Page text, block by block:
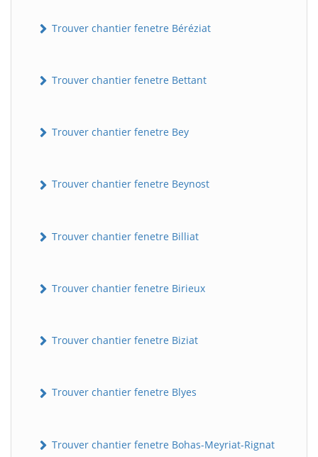
Trouver chantier fenetre Béréziat
Trouver chantier fenetre Bettant
Trouver chantier fenetre Bey
Trouver chantier fenetre Beynost
Trouver chantier fenetre Billiat
Trouver chantier fenetre Birieux
Trouver chantier fenetre Biziat
Trouver chantier fenetre Blyes
Trouver chantier fenetre Bohas-Meyriat-Rignat